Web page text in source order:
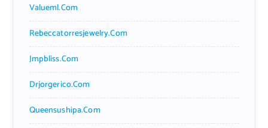
Valueml.com
Rebeccatorresjewelry.com
Jmpbliss.com
Drjorgerico.com
Queensushipa.com